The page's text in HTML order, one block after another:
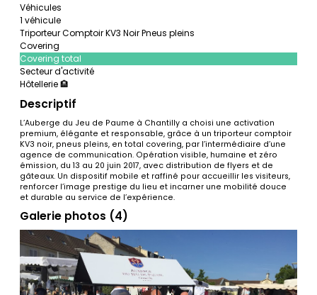
Véhicules
1 véhicule
Triporteur Comptoir KV3 Noir Pneus pleins
Covering
Covering total
Secteur d'activité
Hôtellerie 🏨
Descriptif
L’Auberge du Jeu de Paume à Chantilly a choisi une activation
premium, élégante et responsable, grâce à un triporteur comptoir
KV3 noir, pneus pleins, en total covering, par l’intermédiaire d’une
agence de communication. Opération visible, humaine et zéro
émission, du 13 au 20 juin 2017, avec distribution de flyers et de
gâteaux. Un dispositif mobile et raffiné pour accueillir les visiteurs,
renforcer l’image prestige du lieu et incarner une mobilité douce
et durable au service de l’expérience.
Galerie photos (4)